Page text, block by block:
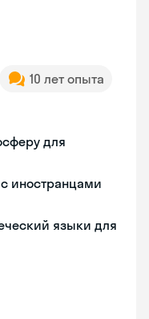
10 лет опыта
для
иностранцами
языки для